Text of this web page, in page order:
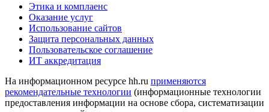
Этика и комплаенс
Оказание услуг
Использование сайтов
Защита персональных данных
Пользовательское соглашение
ИТ аккредитация
На информационном ресурсе hh.ru применяются
рекомендательные технологии (информационные технологии
предоставления информации на основе сбора, систематизации